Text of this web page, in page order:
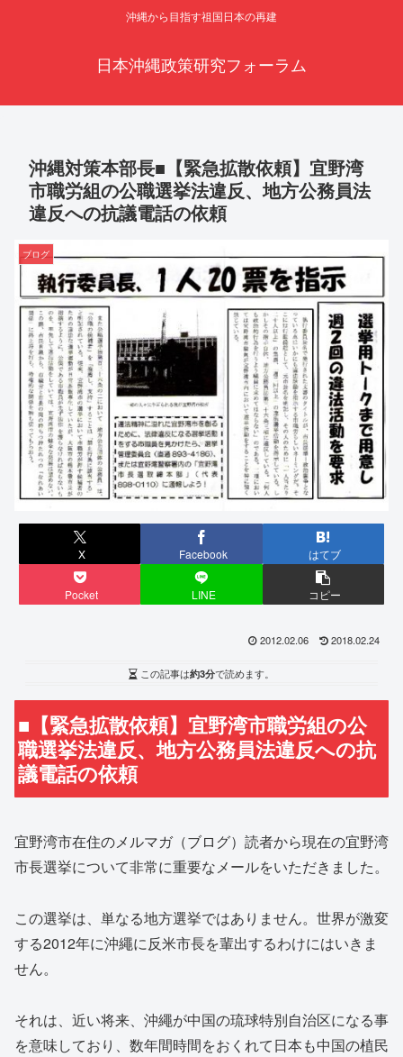
沖縄から目指す祖国日本の再建
日本沖縄政策研究フォーラム
沖縄対策本部長■【緊急拡散依頼】宜野湾
市職労組の公職選挙法違反、地方公務員法
違反への抗議電話の依頼
ブログ
X Facebook はてブ
Pocket LINE コピー
2012.02.06 2018.02.24
この記事は約3分で読めます。
■【緊急拡散依頼】宜野湾市職労組の公
職選挙法違反、地方公務員法違反への抗
議電話の依頼
宜野湾市在住のメルマガ（ブログ）読者から現在の宜野湾
市長選挙について非常に重要なメールをいただきました。
この選挙は、単なる地方選挙ではありません。世界が激変
する2012年に沖繩に反米市長を輩出するわけにはいきま
せん。
それは、近い将来、沖繩が中国の琉球特別自治区になる事
を意味しており、数年間時間をおくれて日本も中国の植民